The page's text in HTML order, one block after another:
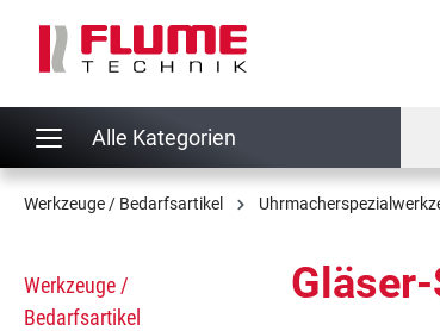
Zur Hauptnavigation springen
Alle Kategorien
Werkzeuge / Bedarfsartikel
Werkzeuge /
Bedarfsartikel